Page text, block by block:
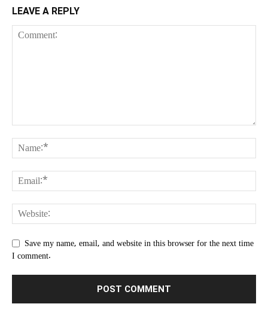
LEAVE A REPLY
Save my name, email, and website in this browser for the next time
I comment.